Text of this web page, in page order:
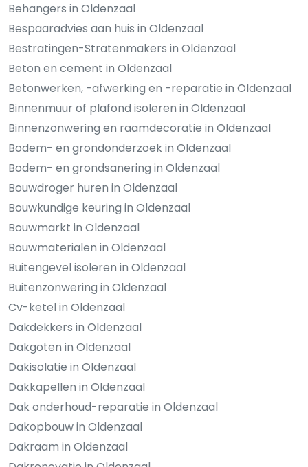
Behangers in Oldenzaal
Bespaaradvies aan huis in Oldenzaal
Bestratingen-Stratenmakers in Oldenzaal
Beton en cement in Oldenzaal
Betonwerken, -afwerking en -reparatie in Oldenzaal
Binnenmuur of plafond isoleren in Oldenzaal
Binnenzonwering en raamdecoratie in Oldenzaal
Bodem- en grondonderzoek in Oldenzaal
Bodem- en grondsanering in Oldenzaal
Bouwdroger huren in Oldenzaal
Bouwkundige keuring in Oldenzaal
Bouwmarkt in Oldenzaal
Bouwmaterialen in Oldenzaal
Buitengevel isoleren in Oldenzaal
Buitenzonwering in Oldenzaal
Cv-ketel in Oldenzaal
Dakdekkers in Oldenzaal
Dakgoten in Oldenzaal
Dakisolatie in Oldenzaal
Dakkapellen in Oldenzaal
Dak onderhoud-reparatie in Oldenzaal
Dakopbouw in Oldenzaal
Dakraam in Oldenzaal